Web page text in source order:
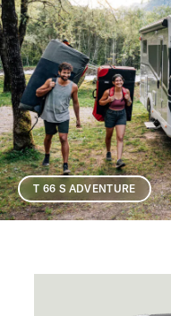
T 66 S ADVENTURE